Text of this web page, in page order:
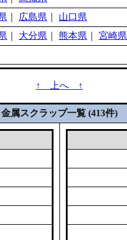
広島県
山口県
大分県 熊本県 宮崎県
↑ 上へ ↑
金属スクラップ一覧 (413件)